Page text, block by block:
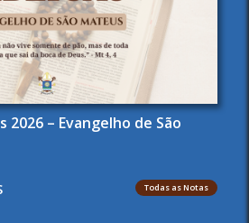
2026 – Evangelho de São
Todas as Notas